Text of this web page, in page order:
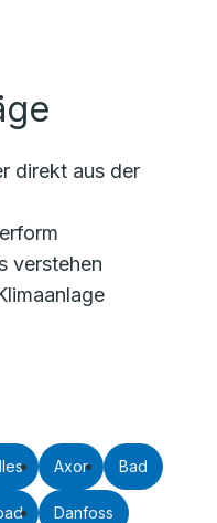
direkt aus der
verstehen
Axor Bad
Danfoss